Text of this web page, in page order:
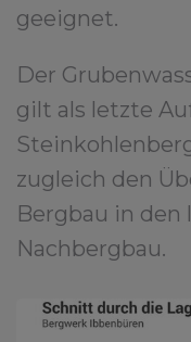
geeignet.
Der
gilt als letzte
zugleich den
Bergbau in
Nachbergbau.